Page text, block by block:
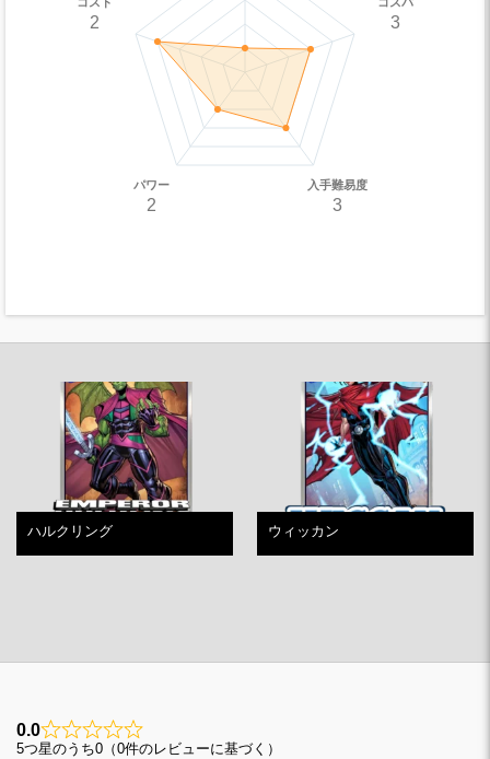
2
パワー
2
入手難易度
3
3
ハルクリング ウィッカン
0.0 0
5つ星のうち0（0件のレビューに基づく）